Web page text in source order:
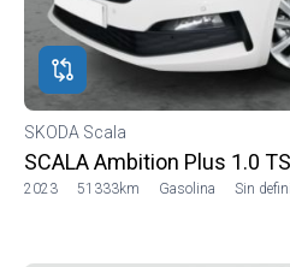
SKODA Scala
SCALA Ambition Plus 1.0
2023 51333km Gasolina Sin